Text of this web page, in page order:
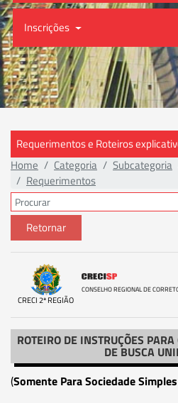
Inscrições
Requerimentos e Roteiros
Home
Categoria Subcategoria
Requerimentos
Retornar
CRECI 2ª REGIÃO
CONSELHO REGIONAL DE
ROTEIRO DE INSTRUÇÕES
DE BUSCA
(Somente Para Sociedade